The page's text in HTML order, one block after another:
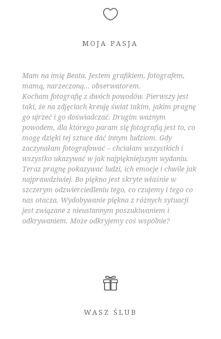

MOJA PASJA
Mam na imię Beata. Jestem grafikiem, fotografem,
mamą, narzeczoną… obserwatorem.
Kocham fotografię z dwóch powodów. Pierwszy jest
taki, że na zdjęciach kreuję świat takim, jakim pragnę
go ujrzeć i go doświadczać. Drugim ważnym
powodem, dla którego param się fotografią jest to, co
mogę dzięki tej sztuce dać innym ludziom. Gdy
zaczynałam fotografować – chciałam wszystkich i
wszystko ukazywać w jak najpiękniejszym wydaniu.
Teraz pragnę pokazywać ludzi, ich emocje i chwile jak
najprawdziwiej. Bo piękno jest skryte właśnie w
szczerym odzwierciedleniu tego, co czujemy i tego co
nas otacza. Wydobywanie piękna z różnych sytuacji
jest związane z nieustannym poszukiwaniem i
odkrywaniem. Może odkryjemy coś wspólnie?

WASZ ŚLUB